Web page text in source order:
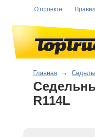
О проекте
Главная →
R114L